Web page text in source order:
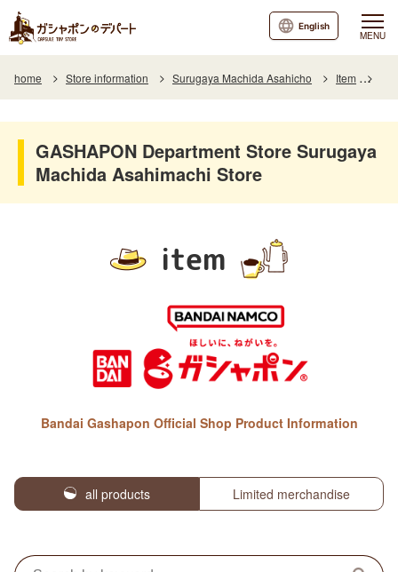
MENU
English
home Store information Surugaya Machida Asahicho Item
GASHAPON Department Store Surugaya
Machida Asahimachi Store
item
Bandai Gashapon Official Shop Product Information
all products Limited merchandise